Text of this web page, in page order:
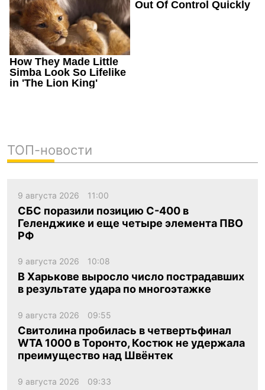
ТОП-новости
9 августа 2026 11:00
СБС поразили позицию С-400 в
Геленджике и еще четыре элемента ПВО
РФ
9 августа 2026 10:08
В Харькове выросло число пострадавших
в результате удара по многоэтажке
9 августа 2026 09:55
Свитолина пробилась в четвертьфинал
WTA 1000 в Торонто, Костюк не удержала
преимущество над Швёнтек
9 августа 2026 09:33